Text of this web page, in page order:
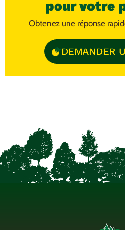
pour votre
Obtenez une réponse
DEMANDER